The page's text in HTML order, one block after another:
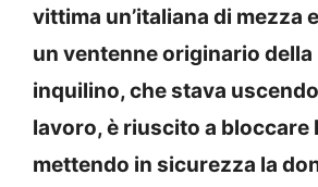
vittima un’italiana di mezza
un ventenne originario della
inquilino, che stava
lavoro, è riuscito a bloccare
mettendo in sicurezza la